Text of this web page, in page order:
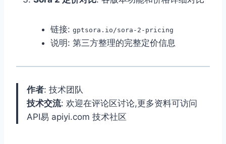
链接: gptsora.io/sora-2-pricing
说明: 第三方整理的完整定价信息
作者: 技术团队
技术交流: 欢迎在评论区讨论,更多资料可访问
API易 apiyi.com 技术社区